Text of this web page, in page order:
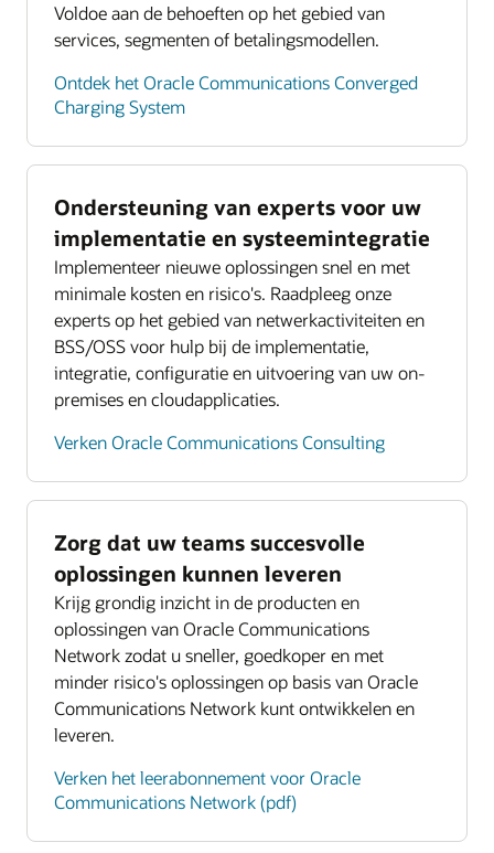
Voldoe aan de behoeften op het gebied van
services, segmenten of betalingsmodellen.
Ontdek het Oracle Communications Converged
Charging System
Ondersteuning van experts voor uw
implementatie en systeemintegratie
Implementeer nieuwe oplossingen snel en met
minimale kosten en risico's. Raadpleeg onze
experts op het gebied van netwerkactiviteiten en
BSS/OSS voor hulp bij de implementatie,
integratie, configuratie en uitvoering van uw on-
premises en cloudapplicaties.
Verken Oracle Communications Consulting
Zorg dat uw teams succesvolle
oplossingen kunnen leveren
Krijg grondig inzicht in de producten en
oplossingen van Oracle Communications
Network zodat u sneller, goedkoper en met
minder risico's oplossingen op basis van Oracle
Communications Network kunt ontwikkelen en
leveren.
Verken het leerabonnement voor Oracle
Communications Network (pdf)